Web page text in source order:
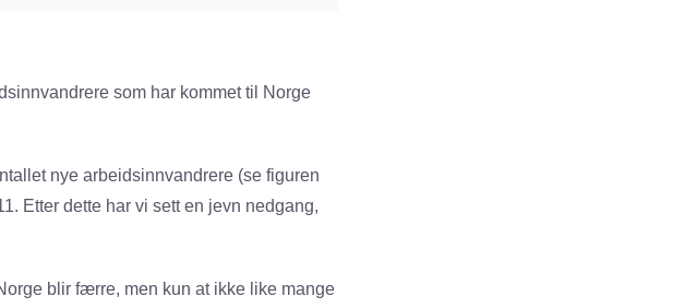
som har kommet til Norge
nye arbeidsinnvandrere (se figuren
Etter dette har vi sett en jevn nedgang,
blir færre, men kun at ikke like mange